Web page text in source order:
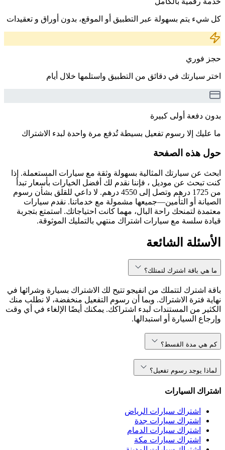
كل شيء يتم بسهولة عبر التطبيق أو الموقع، بدون أوراق و تعقيدات
حجز فوري
اختر سيارتك في دقائق من التطبيق واستلمها خلال أيام
بدون دفعة أولى كبيرة
ما عليك إلا رسوم تفعيل بسيطة تُدفع مرة واحدة لبدء الاشتراك
حول هذه الصفحة
ابحث عن سيارتك المثالية بسهولة وثقة مع سيارات المستعملة. إذا
كنت تبحث عن موديل ، فإننا نقدم لك أفضل الخيارات بأسعار تبدأ
من 1725 درهم وتصل إلى 4550 درهم. لا داعي للقلق بشأن رسوم
الصيانة أو التأمين—جميعها مشمولة مع خدماتنا. نقدم سيارات
معتمدة لتمنحك راحة البال، مهما كانت احتياجاتك. استمتع بتجربة
قيادة سلسة مع سيارات اشتراك منتهي بالتمليك الموثوقة.
الأسئلة الشائعة
ما هي باقة اشترك لتمتلك؟
باقة اشترك لتتملك من انفيجو تتيح لك الاشتراك بسيارة وشرائها في
نهاية فترة الاشتراك. وبما أن رسوم التفعيل منخفضة، لا نطلب منك
الكثير من المستندات لبدء اشتراكك. يمكنك أيضًا الإلغاء في أي وقت
وإرجاع السيارة أو استبدالها.
كم هي مدة القسط؟
لماذا يوجد رسوم تفعيل؟
اشتراك السيارات
اشتراك سيارات الرياض
اشتراك سيارات جدة
اشتراك سيارات الدمام
اشتراك سيارات مكة